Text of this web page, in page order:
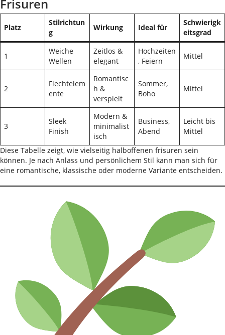
Frisuren
Platz
Stilrichtun
g
Wirkung Ideal für
Schwierigk
eitsgrad
1
Weiche
Wellen
Zeitlos &
elegant
Hochzeiten
, Feiern
Mittel
2
Flechtelem
ente
Romantisc
h &
verspielt
Sommer,
Boho
Mittel
3
Sleek
Finish
Modern &
minimalist
isch
Business,
Abend
Leicht bis
Mittel
Diese Tabelle zeigt, wie vielseitig halboffenen frisuren sein
können. Je nach Anlass und persönlichem Stil kann man sich für
eine romantische, klassische oder moderne Variante entscheiden.